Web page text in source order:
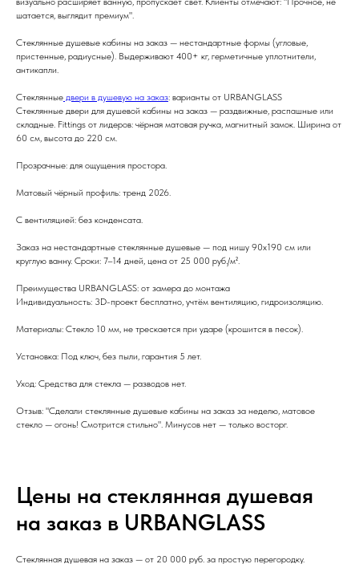
шатается, выглядит премиум".
Стеклянные душевые кабины на заказ — нестандартные формы (угловые,
пристенные, радиусные). Выдерживают 400+ кг, герметичные уплотнители,
антикапли.
Стеклянные двери в душевую на заказ: варианты от URBANGLASS
Стеклянные двери для душевой кабины на заказ — раздвижные, распашные или
складные. Fittings от лидеров: чёрная матовая ручка, магнитный замок. Ширина от
60 см, высота до 220 см.
Прозрачные: для ощущения простора.
Матовый чёрный профиль: тренд 2026.
С вентиляцией: без конденсата.
Заказ на нестандартные стеклянные душевые — под нишу 90x190 см или
круглую ванну. Сроки: 7–14 дней, цена от 25 000 руб./м².
Преимущества URBANGLASS: от замера до монтажа
Индивидуальность: 3D-проект бесплатно, учтём вентиляцию, гидроизоляцию.
Материалы: Стекло 10 мм, не трескается при ударе (крошится в песок).
Установка: Под ключ, без пыли, гарантия 5 лет.
Уход: Средства для стекла — разводов нет.
Отзыв: "Сделали стеклянные душевые кабины на заказ за неделю, матовое
стекло — огонь! Смотрится стильно". Минусов нет — только восторг.
Цены на стеклянная душевая
на заказ в URBANGLASS
Стеклянная душевая на заказ — от 20 000 руб. за простую перегородку.